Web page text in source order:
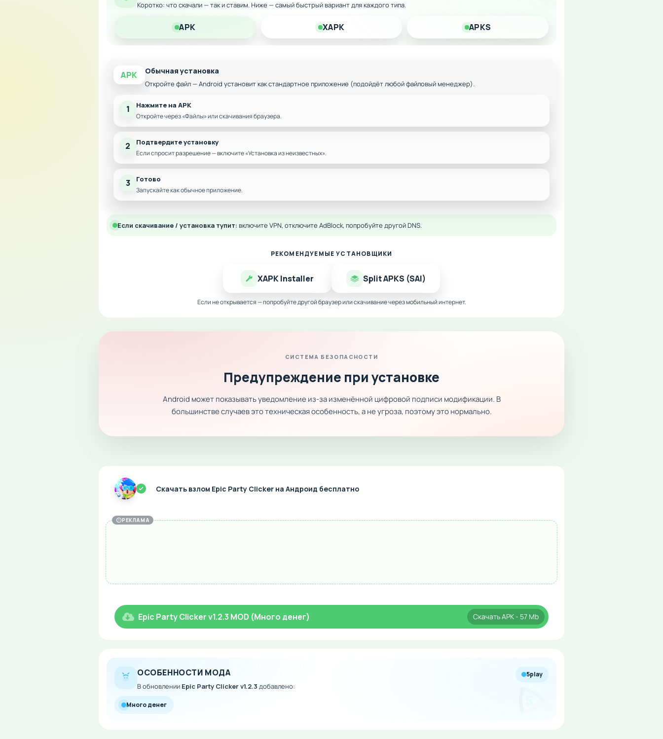
Коротко: что скачали — так и ставим. Ниже — самый быстрый вариант для каждого типа.
APK XAPK APKS
APK Обычная установка
Откройте файл — Android установит как стандартное приложение (подойдёт любой файловый менеджер).
1 Нажмите на APK
Откройте через «Файлы» или скачивания браузера.
2 Подтвердите установку
Если спросит разрешение — включите «Установка из неизвестных».
3 Готово
Запускайте как обычное приложение.
Если скачивание / установка тупит: включите VPN, отключите AdBlock, попробуйте другой DNS.
РЕКОМЕНДУЕМЫЕ УСТАНОВЩИКИ
XAPK Installer Split APKS (SAI)
Если не открывается — попробуйте другой браузер или скачивание через мобильный интернет.
СИСТЕМА БЕЗОПАСНОСТИ
Предупреждение при установке
Android может показывать уведомление из-за изменённой цифровой подписи модификации. В
большинстве случаев это техническая особенность, а не угроза, поэтому это нормально.
Скачать взлом Epic Party Clicker на Андроид бесплатно
РЕКЛАМА
Epic Party Clicker v1.2.3 MOD (Много денег) СкачатьAPK- 57 Mb
ОСОБЕННОСТИ МОДА
В обновлении Epic Party Clicker v1.2.3 добавлено:
5play
Много денег